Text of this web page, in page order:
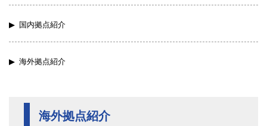
国内拠点紹介
海外拠点紹介
海外拠点紹介